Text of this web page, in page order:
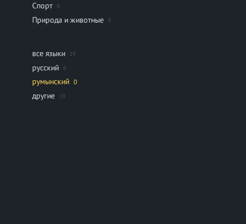
Спорт 0
Природа и животные 0
все языки 19
русский 0
румынский 0
другие 19